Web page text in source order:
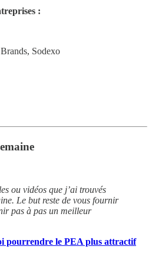
:
Sodexo
ou vidéos que j’ai trouvés
Le but reste de vous fournir
pas à pas un meilleur
pourrendre le PEA plus attractif